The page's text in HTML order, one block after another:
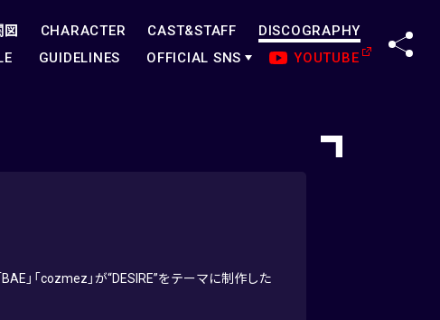
CHARACTER CAST&STAFF
DISCOGRAPHY
GUIDELINES OFFICIAL SNS YOUTUBE
」「cozmez」が“DESIRE”をテーマに制作した